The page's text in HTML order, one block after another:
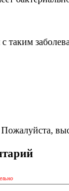
с таким